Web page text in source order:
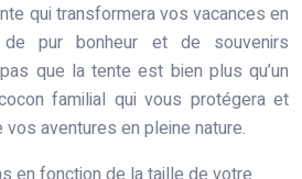
qui transformera vos vacances en
pur bonheur et de souvenirs
que la tente est bien plus qu’un
familial qui vous protégera et
aventures en pleine nature.